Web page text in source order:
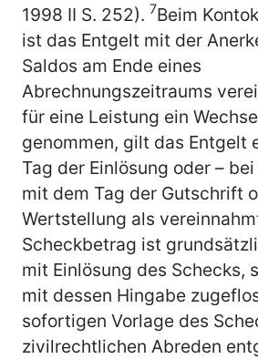
1998 II S. 252). 7Beim
ist das Entgelt mit der
Saldos am Ende eines
Abrechnungszeitraums
für eine Leistung ein
genommen, gilt das Entgelt
Tag der Einlösung oder –
mit dem Tag der Gutschrift
Wertstellung als
Scheckbetrag ist
mit Einlösung des Schecks,
mit dessen Hingabe
sofortigen Vorlage des
zivilrechtlichen Abreden